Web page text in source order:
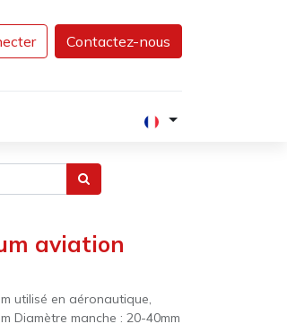
Contactez-nous
aviation
utilisé en aéronautique,
Diamètre manche : 20-40mm